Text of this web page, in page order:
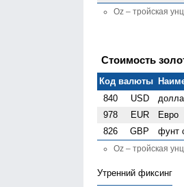
Oz – тройская
Стоимость
Код валюты
840
USD
978 EUR Евро
826 GBP фунт
Oz – тройская
Утренний фиксинг